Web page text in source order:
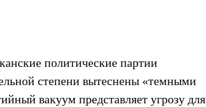
политические партии
степени вытеснены «темными
вакуум представляет угрозу для